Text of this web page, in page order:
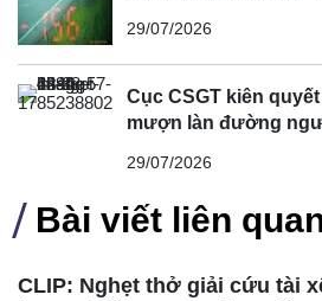
làm rõ.
29/07/2026
Cục CSGT kiên
mượn làn đường
29/07/2026
Bài viết liên
CLIP: Nghẹt thở giải cứu tài